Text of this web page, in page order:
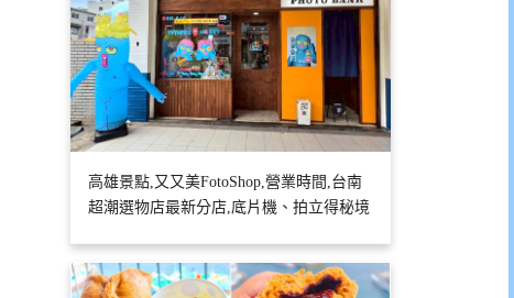
高雄景點,又又美FotoShop,營業時間,台南
超潮選物店最新分店,底片機、拍立得秘境